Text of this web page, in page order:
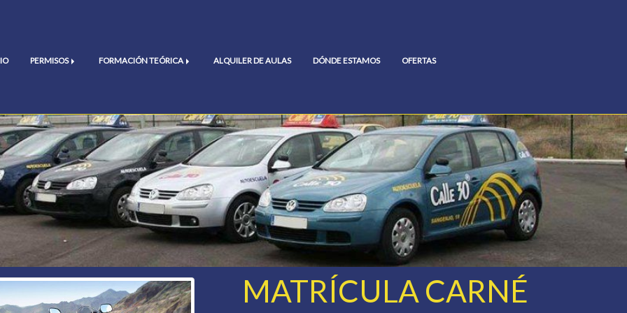
PERMISOS FORMACIÓN TEÓRICA ALQUILER DE AULAS DÓNDE ESTAMOS OFERTAS
MATRÍCULA CARNÉ